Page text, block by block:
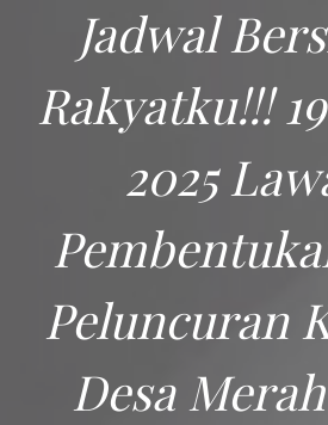
Jadwal
Rakyatku!!!
2025
Peluncuran
Desa